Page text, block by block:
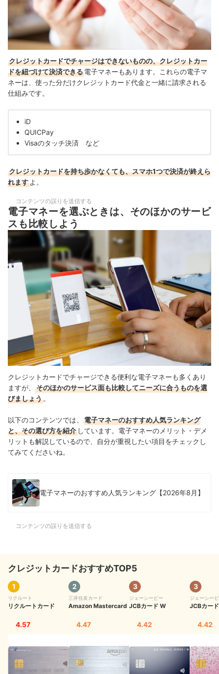
クレジットカードでチャージはできないものの、クレジットカー
ドを紐づけて決済できる電子マネーもあります。これらの電子マ
ネーは、使った分だけクレジットカード代金と一緒に請求される
仕組みです。
iD
QUICPay
Visaのタッチ決済 など
クレジットカードを持ち歩かなくても、スマホ1つで決済が終えら
れます よ。
コンテンツの誤りを送信する
電子マネーを選ぶときは、そのほかのサービ
スも比較しよう
クレジットカードでチャージできる便利な電子マネーも多くあり
ますが、
そのほかのサービス面も比較してニーズに合うものを選
びましょう 。
以下のコンテンツでは、
電子マネーのおすすめ人気ランキング
と、その選び方を紹介 しています。電子マネーのメリット・デメ
リットも解説しているので、自分が重視したい項目をチェックし
てみてくださいね。
電子マネーのおすすめ人気ランキング【2026年8月】
コンテンツの誤りを送信する
クレジットカードおすすめTOP5
1
リクルート
リクルートカード
4.57
2
三井住友カード
Amazon Mastercard
4.47
3
ジェーシービー
JCBカード W
4.42
3
ジェーシー
JCBカー
4.42